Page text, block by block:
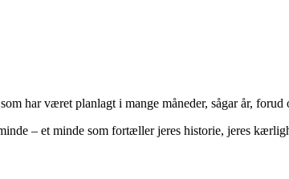
har været planlagt i mange måneder, sågar år,
– et minde som fortæller jeres historie, jeres